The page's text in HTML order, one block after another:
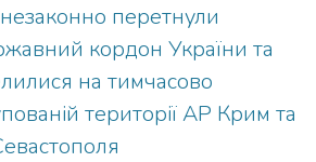
незаконно перетнули
кордон України та
на тимчасово
території АР Крим та